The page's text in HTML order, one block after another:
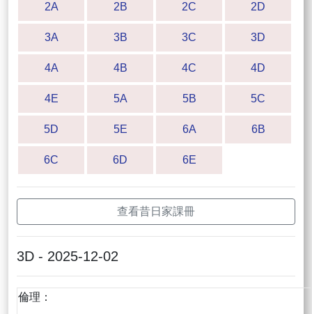
2A 2B 2C 2D
3A 3B 3C 3D
4A 4B 4C 4D
4E 5A 5B 5C
5D 5E 6A 6B
6C 6D 6E
查看昔日家課冊
3D - 2025-12-02
倫理：